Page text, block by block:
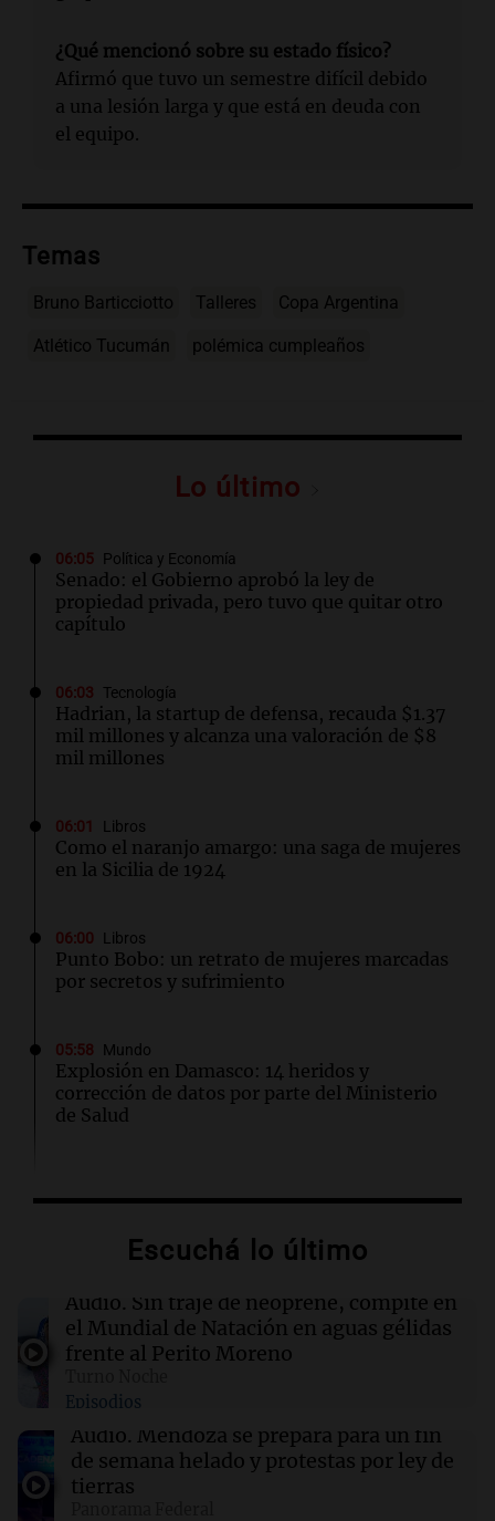
¿Qué mencionó sobre su estado físico?
Afirmó que tuvo un semestre difícil debido
a una lesión larga y que está en deuda con
el equipo.
Temas
Bruno Barticciotto Talleres Copa Argentina
Atlético Tucumán polémica cumpleaños
Lo último
06:05 Política y Economía
Senado: el Gobierno aprobó la ley de
propiedad privada, pero tuvo que quitar otro
capítulo
06:03 Tecnología
Hadrian, la startup de defensa, recauda $1.37
mil millones y alcanza una valoración de $8
mil millones
06:01 Libros
Como el naranjo amargo: una saga de mujeres
en la Sicilia de 1924
06:00 Libros
Punto Bobo: un retrato de mujeres marcadas
por secretos y sufrimiento
05:58 Mundo
Explosión en Damasco: 14 heridos y
corrección de datos por parte del Ministerio
de Salud
El AMOC se mantuvo fuerte mientras una
04:00 Deportes
Polémica en el running: bloquean a
corredores que no paguen inscripción y donan
a hospitales
03:32 Mundo
Rescate invernal en la Antártida: un
estadounidense trasladado a hospital en
Nueva Zelanda
Escuchá lo último
Audio. Sin traje de neoprene, compite en
el Mundial de Natación en aguas gélidas
frente al Perito Moreno
Episodios
Audio. Mendoza se prepara para un fin
de semana helado y protestas por ley de
tierras